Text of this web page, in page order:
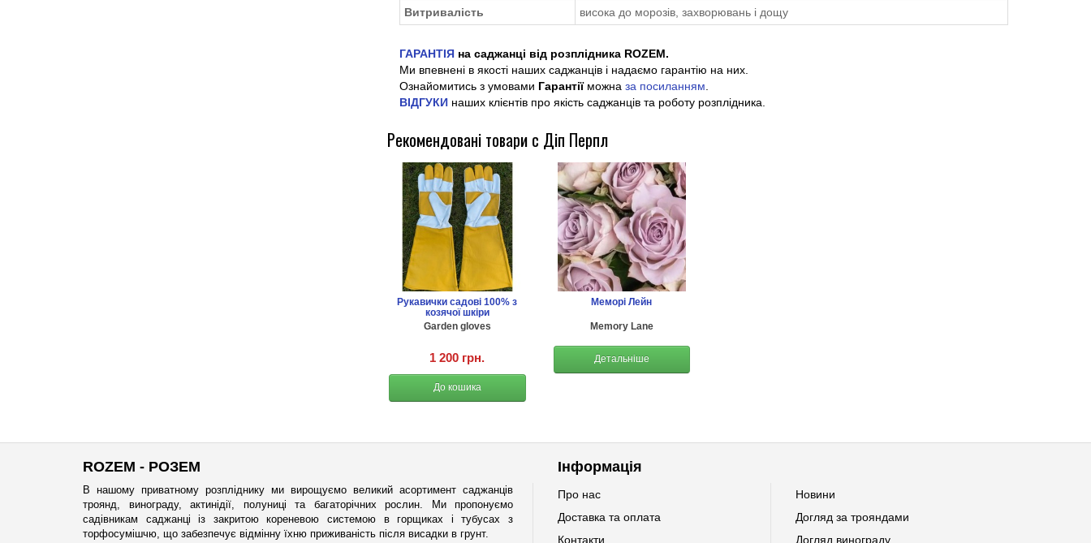
Витривалість
висока до морозів, захворювань і дощу
ГАРАНТІЯ на саджанці від розплідника ROZEM.
Ми впевнені в якості наших саджанців і надаємо гарантію на них.
Ознайомитись з умовами Гарантії можна за посиланням
ВІДГУКИ наших клієнтів про якість саджанців та роботу розплідника.
Рекомендовані товари с Діп Перпл
Рукавички садові 100% з
козячої шкіри
Garden gloves
1 200 грн.
До кошика
Меморі Лейн
Memory Lane
Детальніше
ROZEM - РОЗЕМ
В нашому приватному розпліднику ми вирощуємо великий асортимент саджанців
троянд, винограду, актинідії, полуниці та багаторічних рослин. Ми пропонуємо
садівникам саджанці із закритою кореневою системою в горщиках і тубусах з
торфосумішчю, що забезпечує відмінну їхню приживаність після висадки в грунт.
Інформація
Про нас
Доставка та оплата
Контакти
Новини
Догляд за трояндами
Догляд винограду